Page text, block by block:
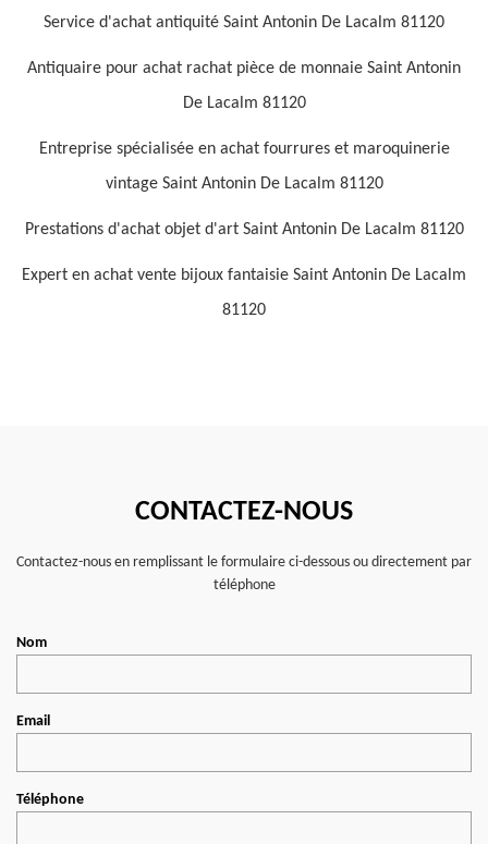
Service d'achat antiquité Saint Antonin De Lacalm 81120
Antiquaire pour achat rachat pièce de monnaie Saint Antonin
De Lacalm 81120
Entreprise spécialisée en achat fourrures et maroquinerie
vintage Saint Antonin De Lacalm 81120
Prestations d'achat objet d'art Saint Antonin De Lacalm 81120
Expert en achat vente bijoux fantaisie Saint Antonin De Lacalm
81120
CONTACTEZ-NOUS
Contactez-nous en remplissant le formulaire ci-dessous ou directement par
téléphone
Nom
Email
Téléphone